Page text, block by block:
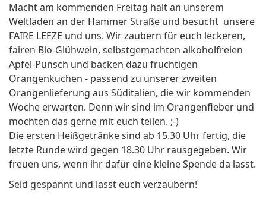
Macht am kommenden Freitag halt an unserem
Weltladen an der Hammer Straße und besucht unsere
FAIRE LEEZE und uns. Wir zaubern für euch leckeren,
fairen Bio-Glühwein, selbstgemachten alkoholfreien
Apfel-Punsch und backen dazu fruchtigen
Orangenkuchen - passend zu unserer zweiten
Orangenlieferung aus Süditalien, die wir kommenden
Woche erwarten. Denn wir sind im Orangenfieber und
möchten das gerne mit euch teilen. ;-)
Die ersten Heißgetränke sind ab 15.30 Uhr fertig, die
letzte Runde wird gegen 18.30 Uhr rausgegeben. Wir
freuen uns, wenn ihr dafür eine kleine Spende da lasst.
Seid gespannt und lasst euch verzaubern!